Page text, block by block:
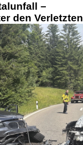
–
den Verletzten